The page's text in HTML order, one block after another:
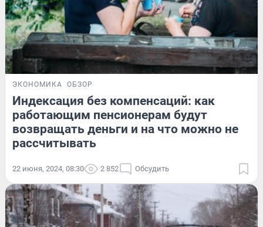
ЭКОНОМИКА ОБЗОР
Индексация без компенсаций: как
работающим пенсионерам будут
возвращать деньги и на что можно не
рассчитывать
22 июня, 2024, 08:30 2 852 Обсудить